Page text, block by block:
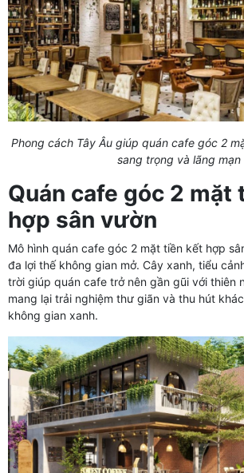
Phong cách Tây Âu giúp quán cafe góc 2
sang trọng và lãng mạn
Quán cafe góc 2 mặt
hợp sân vườn
Mô hình quán cafe góc 2 mặt tiền kết hợp
đa lợi thế không gian mở. Cây xanh, tiểu
trời giúp quán cafe trở nên gần gũi với thiên
mang lại trải nghiệm thư giãn và thu hút
không gian xanh.